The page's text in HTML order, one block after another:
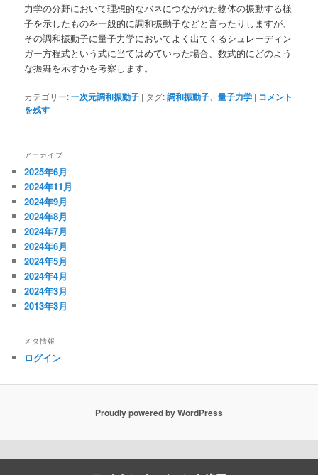
力学の分野において理想的なバネにつながれた物体の振動する様
子を示したものを一般的に調和振動子などと言ったりしますが、
その調和振動子に量子力学においてよく出てくるシュレーディン
ガー方程式という式に当てはめていった場合、数式的にどのよう
な振舞を示すかを考察します。
カテゴリー:一次元調和振動子 | タグ:調和振動子 、量子力学 | コメント
を残す
アーカイブ
2025年6月
2024年11月
2024年9月
2024年8月
2024年7月
2024年6月
2024年5月
2024年4月
2024年3月
2013年3月
メタ情報
ログイン
Proudly powered by WordPress